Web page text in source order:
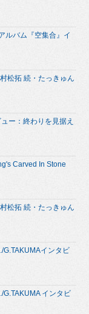
ルバム『空集合』イ
松拓 続・たっきゅん
ー：終わりを見据え
Carved In Stone
松拓 続・たっきゅん
G.TAKUMAインタビ
インタビ